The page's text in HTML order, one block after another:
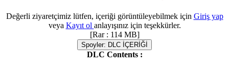
Değerli ziyaretçimiz lütfen, içeriği görüntüleyebilmek için Giriş yap
veya Kayıt ol anlayışınız için teşekkürler.
[Rar : 114 MB]
Spoyler: DLC İÇERİĞİ
DLC Contents :